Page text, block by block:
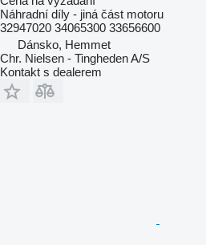
Náhradní díly - jiná část motoru
32947020 34065300 33656600
Dánsko, Hemmet
Chr. Nielsen - Tingheden A/S
Kontakt s dealerem